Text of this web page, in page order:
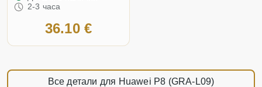
2-3 часа
36.10 €
Все детали для Huawei P8 (GRA-L09)